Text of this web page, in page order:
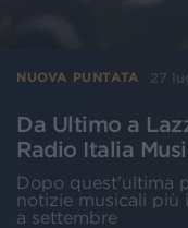
NUOVA PUNTATA 27
Da Ultimo a
Radio Italia
Dopo quest’ultima
notizie musicali più
a settembre